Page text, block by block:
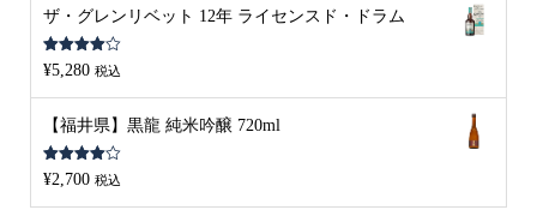
ザ・グレンリベット 12年 ライセンスド・ドラム
5段階中
4.00の評
¥5,280 税込
【福井県】黒龍 純米吟醸 720ml
5段階中
4.00の評
¥2,700 税込